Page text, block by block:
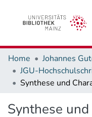
Home
JGU-
Synthese